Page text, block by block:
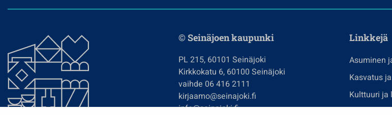
© Seinäjoen kaupunki
PL 215, 60101 Seinäjoki
Kirkkokatu 6, 60100 Seinäjoki
vaihde 06 416 2111
kirjaamo@seinajoki.fi
info@seinajoki.fi
Linkkejä
Asuminen
Kasvatus
Kulttuuri ja